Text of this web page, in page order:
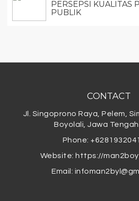
PERSEPSI KUALITAS
PUBLIK
CONTACT
Jl. Singoprono Raya, Pelem,
Boyolali, Jawa
Phone:
Website: https://
Email: